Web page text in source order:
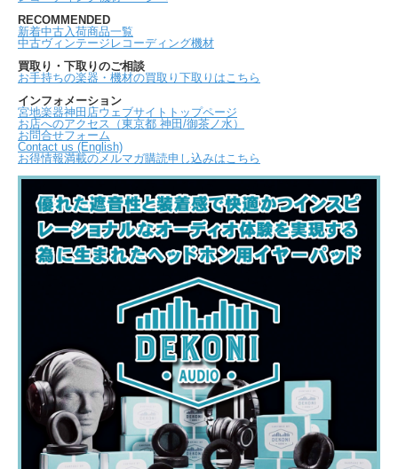
RECOMMENDED
新着中古入荷商品一覧
中古ヴィンテージレコーディング機材
買取り・下取りのご相談
お手持ちの楽器・機材の買取り下取りはこちら
インフォメーション
宮地楽器神田店ウェブサイトトップページ
お店へのアクセス（東京都 神田/御茶ノ水）
お問合せフォーム
Contact us (English)
お得情報満載のメルマガ購読申し込みはこちら